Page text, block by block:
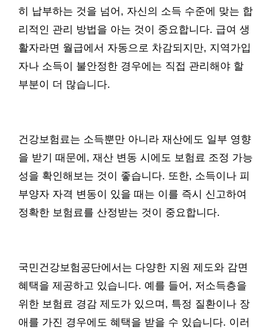
히 납부하는 것을 넘어, 자신의 소득 수준에 맞는 합
리적인 관리 방법을 아는 것이 중요합니다. 급여 생
활자라면 월급에서 자동으로 차감되지만, 지역가입
자나 소득이 불안정한 경우에는 직접 관리해야 할
부분이 더 많습니다.
건강보험료는 소득뿐만 아니라 재산에도 일부 영향
을 받기 때문에, 재산 변동 시에도 보험료 조정 가능
성을 확인해보는 것이 좋습니다. 또한, 소득이나 피
부양자 자격 변동이 있을 때는 이를 즉시 신고하여
정확한 보험료를 산정받는 것이 중요합니다.
국민건강보험공단에서는 다양한 지원 제도와 감면
혜택을 제공하고 있습니다. 예를 들어, 저소득층을
위한 보험료 경감 제도가 있으며, 특정 질환이나 장
애를 가진 경우에도 혜택을 받을 수 있습니다. 이러